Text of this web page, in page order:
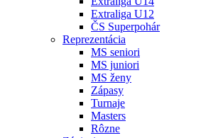
Extraliga U12
ČS Superpohár
Reprezentácia
MS seniori
MS juniori
MS ženy
Zápasy
Turnaje
Masters
Rôzne